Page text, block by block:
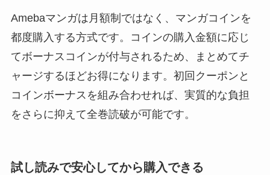
Amebaマンガは月額制ではなく、マンガコインを
都度購入する方式です。コインの購入金額に応じ
てボーナスコインが付与されるため、まとめてチ
ャージするほどお得になります。初回クーポンと
コインボーナスを組み合わせれば、実質的な負担
をさらに抑えて全巻読破が可能です。
試し読みで安心してから購入できる